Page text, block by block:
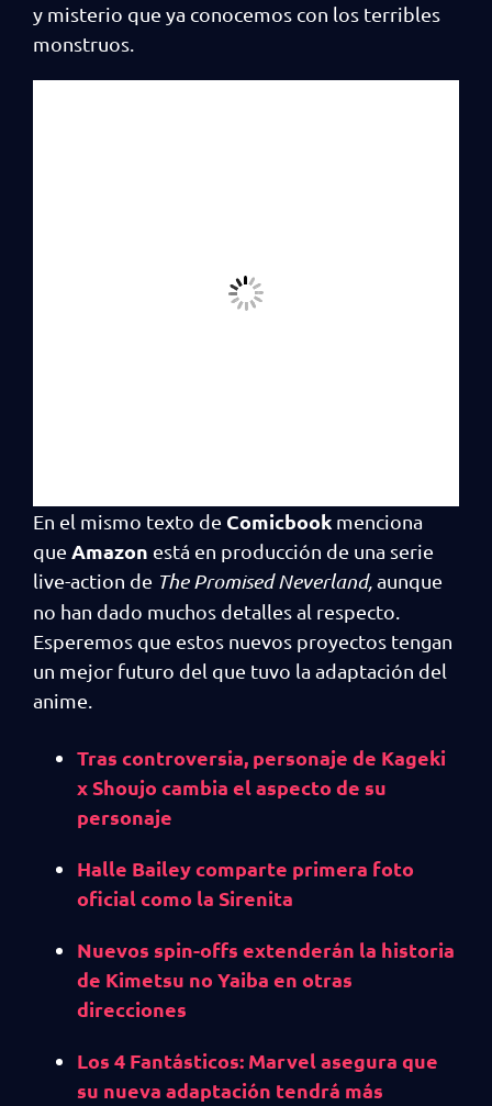
y misterio que ya conocemos con los terribles
monstruos.
En el mismo texto de Comicbook menciona
que Amazon está en producción de una serie
live-action de The Promised Neverland,aunque
no han dado muchos detalles al respecto.
Esperemos que estos nuevos proyectos tengan
un mejor futuro del que tuvo la adaptación del
anime.
Tras controversia, personaje de Kageki
x Shoujo cambia el aspecto de su
personaje
Halle Bailey comparte primera foto
oficial como la Sirenita
Nuevos spin-offs extenderán la historia
de Kimetsu no Yaiba en otras
direcciones
Los 4 Fantásticos: Marvel asegura que
su nueva adaptación tendrá más